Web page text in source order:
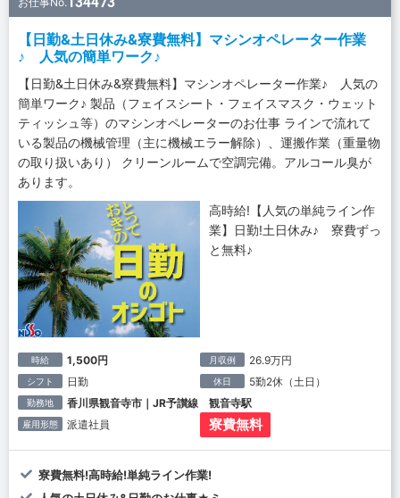
【日勤&土日休み&寮費無料】マシンオペレーター作業
♪ 人気の簡単ワーク♪
【日勤&土日休み&寮費無料】マシンオペレーター作業♪ 人気の
簡単ワーク♪ 製品（フェイスシート・フェイスマスク・ウェット
ティッシュ等）のマシンオペレーターのお仕事 ラインで流れて
いる製品の機械管理（主に機械エラー解除）、運搬作業（重量物
の取り扱いあり） クリーンルームで空調完備。アルコール臭が
あります。
高時給!【人気の単純ライン作
業】日勤!土日休み♪ 寮費ずっ
と無料♪
時給 1,500円 月収例 26.9万円
シフト 日勤 休日 5勤2休（土日）
勤務地 香川県観音寺市｜JR予讃線 観音寺駅
雇用形態 派遣社員 寮費無料
寮費無料!高時給!単純ライン作業!